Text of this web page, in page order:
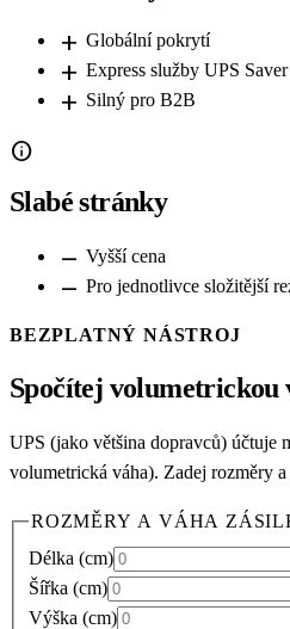
add Globální pokrytí
add Express služby UPS Saver
add Silný pro B2B
info
Slabé stránky
remove Vyšší cena
remove Pro jednotlivce složitější
BEZPLATNÝ NÁSTROJ
Spočítej volumetrickou
UPS (jako většina dopravců) účtuje
volumetrická váha). Zadej rozměry
ROZMĚRY A VÁHA
Délka (cm)
Šířka (cm)
Výška (cm)